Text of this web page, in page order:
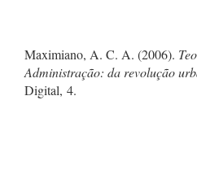
Maximiano, A. C. A. (2006).
Administração: da revolução
Digital, 4.